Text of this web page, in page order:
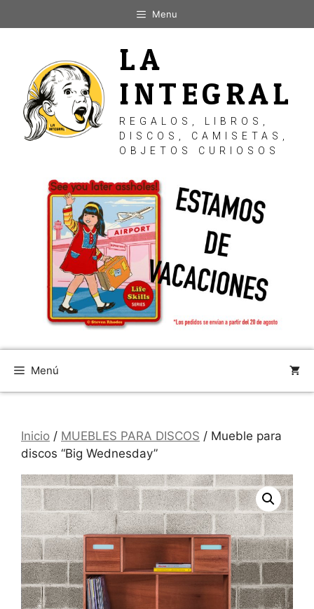
al
Menu
LA
INTEGRAL
REGALOS, LIBROS,
DISCOS, CAMISETAS,
OBJETOS CURIOSOS
Menú
Inicio / MUEBLES PARA DISCOS / Mueble para
discos “Big Wednesday”